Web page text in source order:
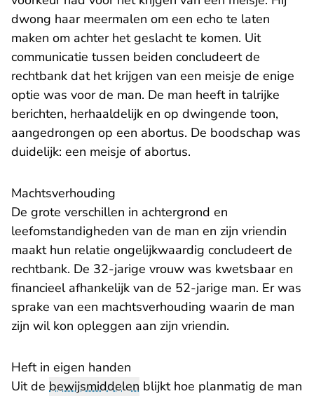
dwong haar meermalen om een echo te laten
maken om achter het geslacht te komen. Uit
communicatie tussen beiden concludeert de
rechtbank dat het krijgen van een meisje de enige
optie was voor de man. De man heeft in talrijke
berichten, herhaaldelijk en op dwingende toon,
aangedrongen op een abortus. De boodschap was
duidelijk: een meisje of abortus.
Machtsverhouding
De grote verschillen in achtergrond en
leefomstandigheden van de man en zijn vriendin
maakt hun relatie ongelijkwaardig concludeert de
rechtbank. De 32-jarige vrouw was kwetsbaar en
financieel afhankelijk van de 52-jarige man. Er was
sprake van een machtsverhouding waarin de man
zijn wil kon opleggen aan zijn vriendin.
Heft in eigen handen
Uit de bewijsmiddelen blijkt hoe planmatig de man